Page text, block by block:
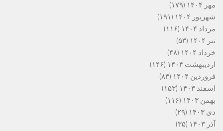
مهر ۱۴۰۴
(۱۷۹)
شهریور ۱۴۰۴
(۱۹۱)
مرداد ۱۴۰۴
(۱۱۶)
تیر ۱۴۰۴
(۵۳)
خرداد ۱۴۰۴
(۴۸)
اردیبهشت ۱۴۰۴
(۱۴۶)
فروردین ۱۴۰۴
(۸۳)
اسفند ۱۴۰۳
(۱۵۳)
بهمن ۱۴۰۳
(۱۱۶)
دی ۱۴۰۳
(۲۹)
آذر ۱۴۰۳
(۳۵)